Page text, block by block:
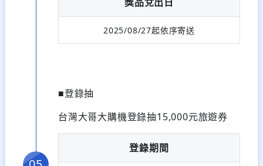
2025/08/27起依序寄送
■登錄抽
台灣大哥大購機登錄抽15,000元旅遊券
登錄期間